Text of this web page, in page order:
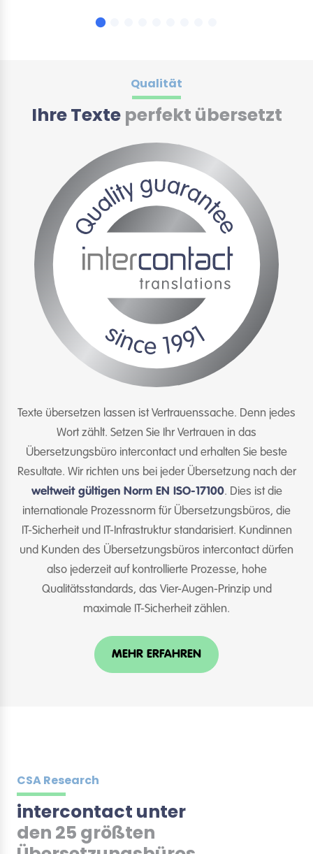
Qualität
Ihre Texte perfekt übersetzt
Texte übersetzen lassen ist Vertrauenssache. Denn jedes
Wort zählt. Setzen Sie Ihr Vertrauen in das
Übersetzungsbüro intercontact und erhalten Sie beste
Resultate. Wir richten uns bei jeder Übersetzung nach der
weltweit gültigen Norm EN ISO-17100. Dies ist die
internationale Prozessnorm für Übersetzungsbüros, die
IT-Sicherheit und IT-Infrastruktur standarisiert. Kundinnen
und Kunden des Übersetzungsbüros intercontact dürfen
also jederzeit auf kontrollierte Prozesse, hohe
Qualitätsstandards, das Vier-Augen-Prinzip und
maximale IT-Sicherheit zählen.
MEHR ERFAHREN
CSA Research
intercontact unter
den 25 größten